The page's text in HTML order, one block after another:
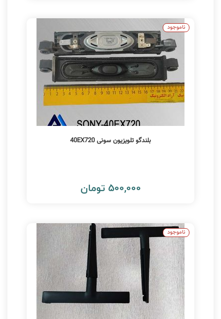
بلندگو تلویزیون سونی 40EX720
500,000 تومان
ناموجود
ناموجود